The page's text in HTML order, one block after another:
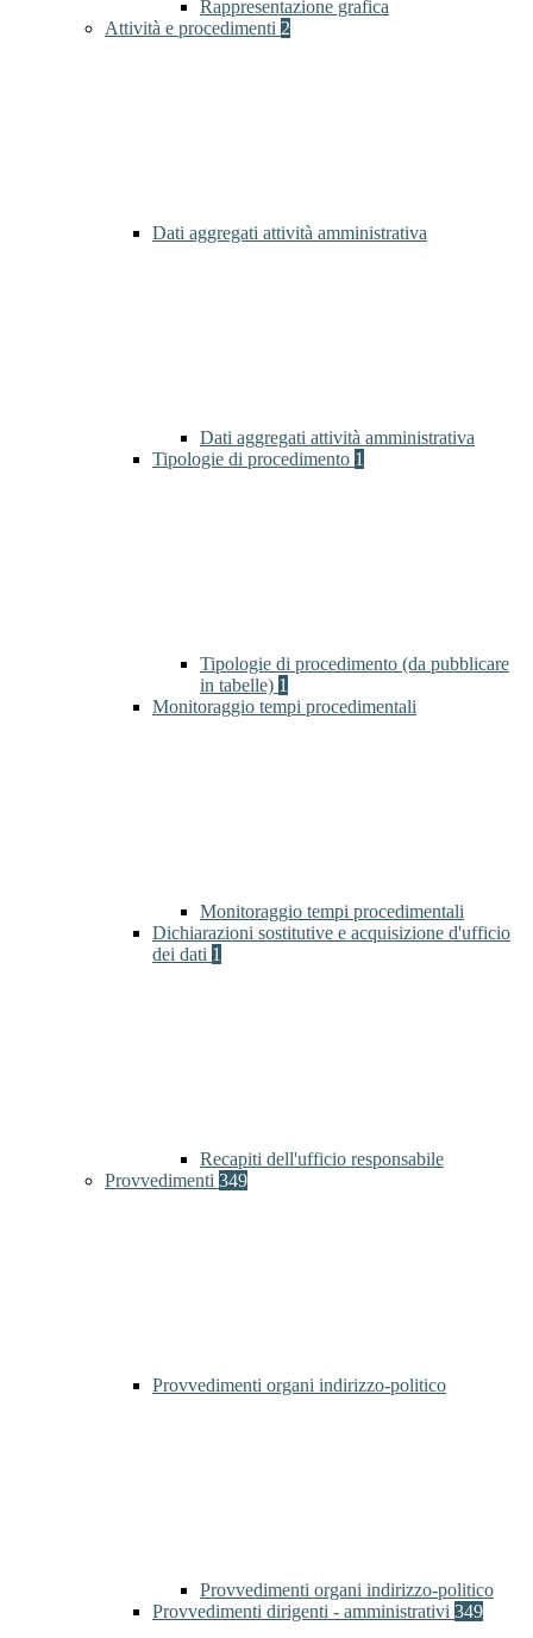
Rappresentazione grafica
Attività e procedimenti 2
Dati aggregati attività amministrativa
Dati aggregati attività amministrativa
Tipologie di procedimento 1
Tipologie di procedimento (da pubblicare
in tabelle) 1
Monitoraggio tempi procedimentali
Monitoraggio tempi procedimentali
Dichiarazioni sostitutive e acquisizione d'ufficio
dei dati 1
Recapiti dell'ufficio responsabile
Provvedimenti 349
Provvedimenti organi indirizzo-politico
Provvedimenti organi indirizzo-politico
Provvedimenti dirigenti - amministrativi 349